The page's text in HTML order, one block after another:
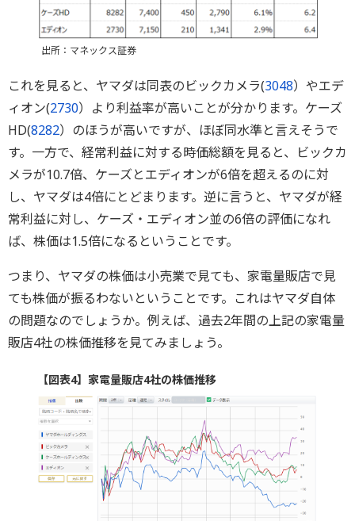
出所：マネックス証券
これを見ると、ヤマダは同表のビックカメラ(3048）やエデ
ィオン(2730）より利益率が高いことが分かります。ケーズ
HD(8282）のほうが高いですが、ほぼ同水準と言えそうで
す。一方で、経常利益に対する時価総額を見ると、ビックカ
メラが10.7倍、ケーズとエディオンが6倍を超えるのに対
し、ヤマダは4倍にとどまります。逆に言うと、ヤマダが経
常利益に対し、ケーズ・エディオン並の6倍の評価になれ
ば、株価は1.5倍になるということです。
つまり、ヤマダの株価は小売業で見ても、家電量販店で見
ても株価が振るわないということです。これはヤマダ自体
の問題なのでしょうか。例えば、過去2年間の上記の家電量
販店4社の株価推移を見てみましょう。
【図表4】家電量販店4社の株価推移